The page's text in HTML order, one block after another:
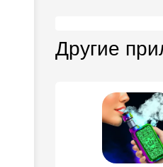
Другие